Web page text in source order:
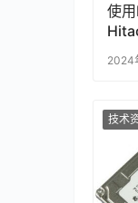
使
MB
2024
技术